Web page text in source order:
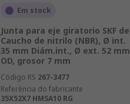
Em stock
Junta para eje giratorio SKF de
Caucho de nitrilo (NBR), Ø int.
35 mm Diám.int., Ø ext. 52 mm
OD, grosor 7 mm
Código RS 267-3477
Referência do fabricante
35X52X7 HMSA10 RG